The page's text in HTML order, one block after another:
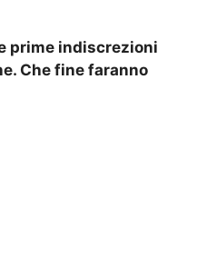
prime indiscrezioni
Che fine faranno